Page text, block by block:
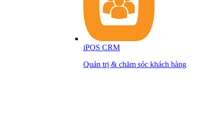
iPOS CRM
Quản trị & chăm sóc khách hàng